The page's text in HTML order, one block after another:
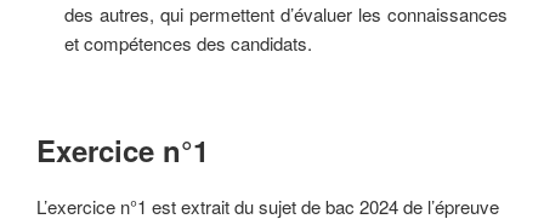
des autres, qui permettent d’évaluer les connaissances
et compétences des candidats.
Exercice n°1
L’exercice n°1 est extrait du sujet de bac 2024 de l’épreuve